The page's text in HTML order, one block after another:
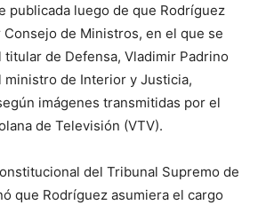
publicada luego de que Rodríguez
de Ministros, en el que se
titular de Defensa, Vladimir Padrino
ministro de Interior y Justicia,
imágenes transmitidas por el
de Televisión (VTV).
del Tribunal Supremo de
que Rodríguez asumiera el cargo